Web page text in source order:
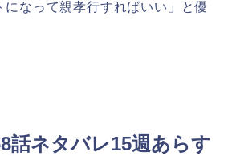
になって親孝行すればいい」と優
話ネタバレ15週あらす